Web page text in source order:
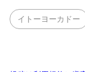
イトーヨーカドー